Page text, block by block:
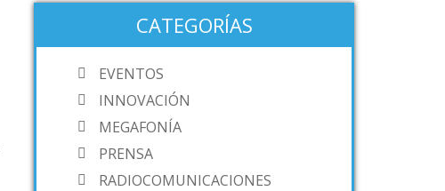
CATEGORÍAS
EVENTOS
INNOVACIÓN
MEGAFONÍA
PRENSA
RADIOCOMUNICACIONES